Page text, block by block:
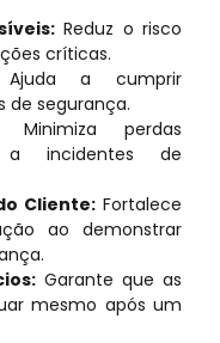
Reduz o risco
críticas.
a cumprir
de segurança.
perdas
a incidentes de
Cliente: Fortalece
ao demonstrar
Garante que as
mesmo após um